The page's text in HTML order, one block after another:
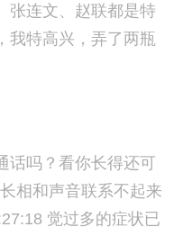
张连文、赵联都是特
我特高兴，弄了两瓶
话吗？看你长得还可
相和声音联系不起来
觉过多的症状已